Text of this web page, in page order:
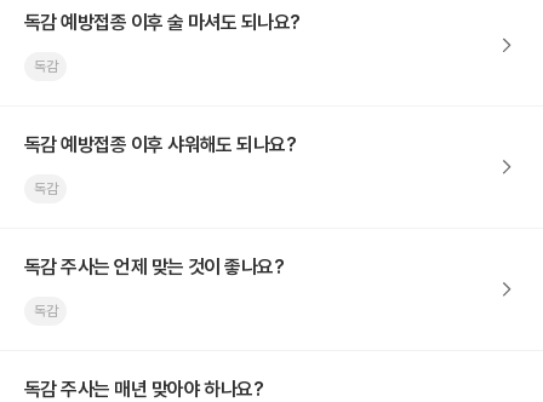
독감 예방접종 이후 술 마셔도 되나요?
독감
독감 예방접종 이후 샤워해도 되나요?
독감
독감 주사는 언제 맞는 것이 좋나요?
독감
독감 주사는 매년 맞아야 하나요?